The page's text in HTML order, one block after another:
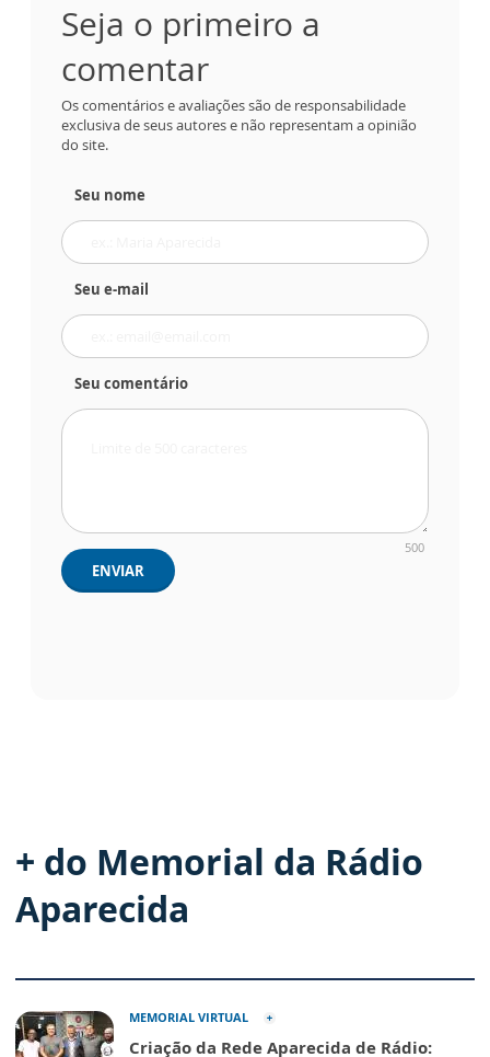
Seja o primeiro a
comentar
Os comentários e avaliações são de responsabilidade
exclusiva de seus autores e não representam a opinião
do site.
Seu nome
Seu e-mail
Seu comentário
500
ENVIAR
+ do Memorial da Rádio
Aparecida
MEMORIAL VIRTUAL
Criação da Rede Aparecida de Rádio: